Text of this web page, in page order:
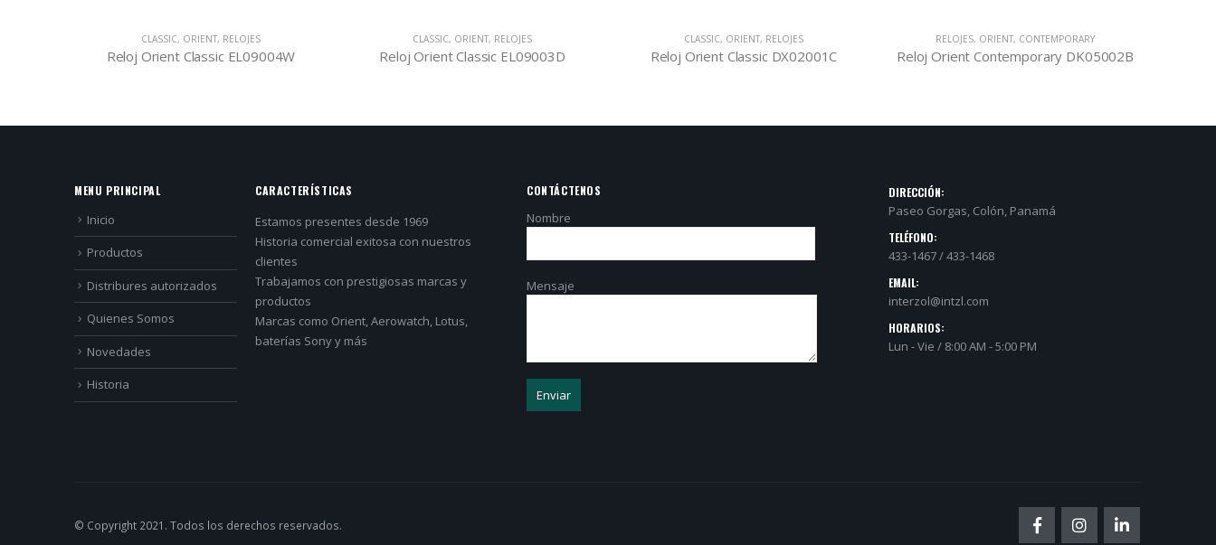
CLASSIC, ORIENT, RELOJES
Reloj Orient Classic EL09004W
CLASSIC, ORIENT, RELOJES
Reloj Orient Classic EL09003D
CLASSIC, ORIENT, RELOJES
Reloj Orient Classic DX02001C
RELOJES, ORIENT, CONTEMPORARY
Reloj Orient Contemporary DK05002B
MENU PRINCIPAL
Inicio
Productos
Distribures autorizados
Quienes Somos
Novedades
Historia
CARACTERÍSTICAS
Estamos presentes desde 1969
Historia comercial exitosa con nuestros
clientes
Trabajamos con prestigiosas marcas y
productos
Marcas como Orient, Aerowatch, Lotus,
baterías Sony y más
CONTÁCTENOS
Nombre
Mensaje
DIRECCIÓN:
Paseo Gorgas, Colón, Panamá
TELÉFONO:
433-1467 / 433-1468
EMAIL:
interzol@intzl.com
HORARIOS:
Lun - Vie / 8:00 AM - 5:00 PM
© Copyright 2021. Todos los derechos reservados.